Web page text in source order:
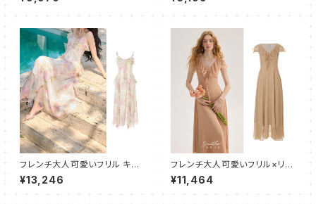
クパック リュック 黑 通学 通勤
旅行 軽量 防水 リュックサック
フレンチ大人可愛いフリル キャ
ミワンピース フレア ロング
¥13,246
フレンチ大人可愛いフリル×リボ
ン×ボタン ロングワンピース
¥11,464